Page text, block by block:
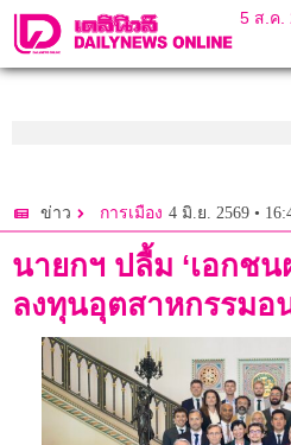
5 ส.ค.
ข่าว การเมือง 4 มิ.ย. 2569 •
นายกฯ ปลื้ม ‘เอกชน
ลงทุนอุตสาหกรรมอ